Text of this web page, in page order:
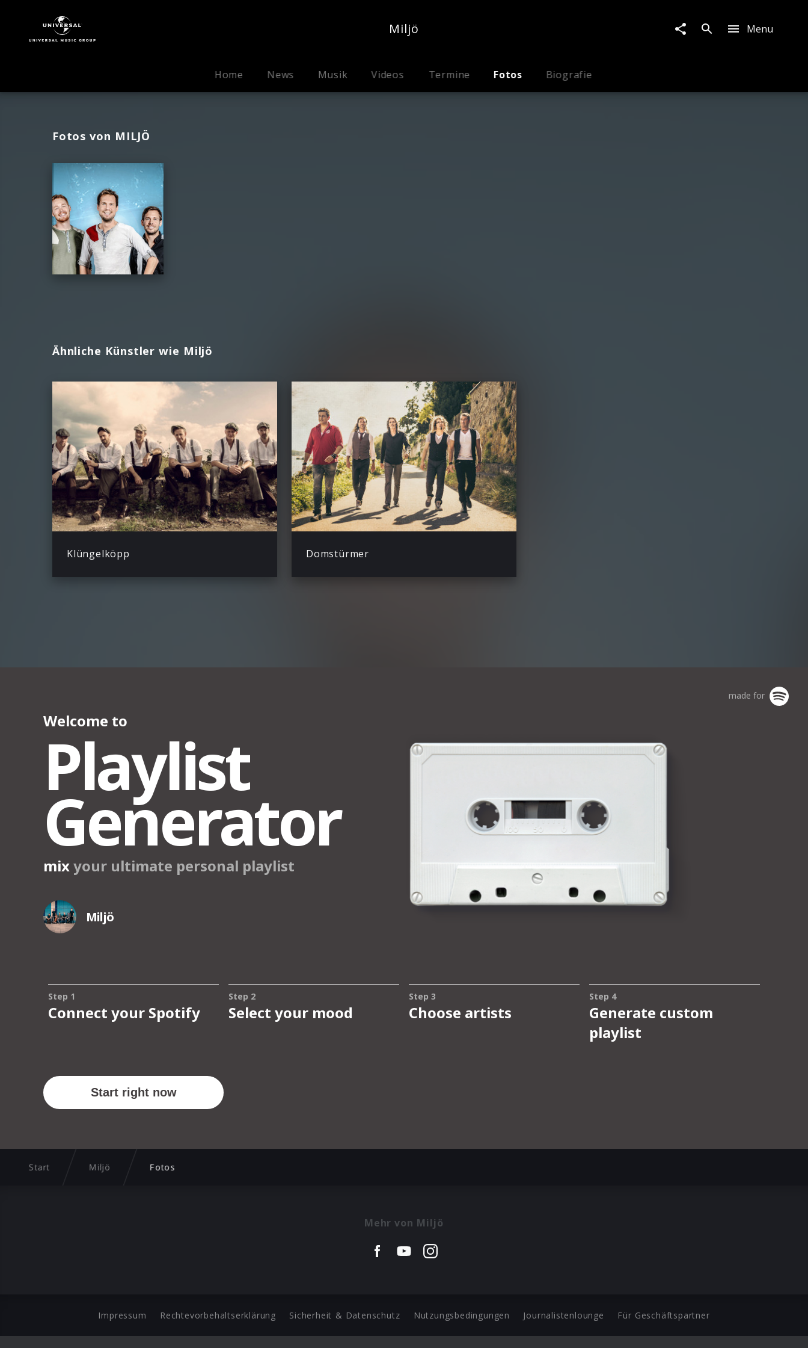
Miljö Menu
Home News Musik Videos Termine Fotos Biografie
Fotos von MILJÖ
Ähnliche Künstler wie Miljö
Klüngelköpp Domstürmer
Start Miljö Fotos
Mehr von Miljö
Impressum Rechtevorbehaltserklärung Sicherheit & Datenschutz Nutzungsbedingungen Journalistenlounge Für Geschäftspartner